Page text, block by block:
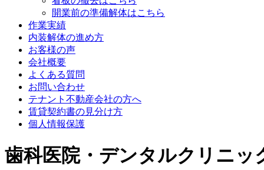
開業前の準備解体はこちら
作業実績
内装解体の進め方
お客様の声
会社概要
よくある質問
お問い合わせ
テナント不動産会社の方へ
賃貸契約書の見分け方
個人情報保護
歯科医院・デンタルクリニッ